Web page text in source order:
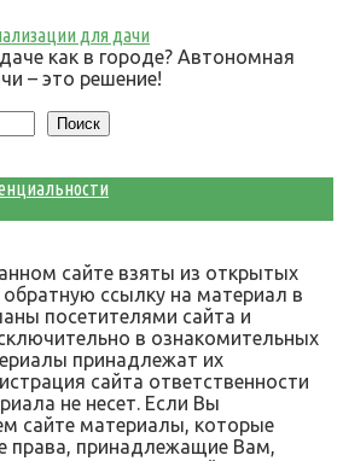
для дачи
как в городе? Автономная
– это решение!
Поиск
сайте взяты из открытых
ссылку на материал в
посетителями сайта и
в ознакомительных
принадлежат их
сайта ответственности
не несет. Если Вы
сайте материалы, которые
права, принадлежащие Вам,